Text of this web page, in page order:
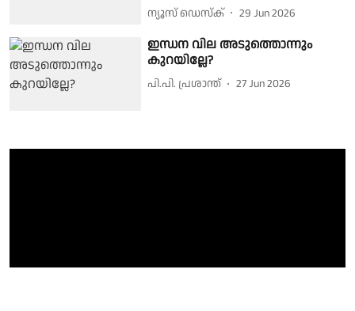
ന്യൂസ് ഡെസ്ക് 29 Jun 2026
ഇന്ധന വില അടുത്തൊന്നും
കുറയില്ലേ?
പി.പി. പ്രശാന്ത് 27 Jun 2026